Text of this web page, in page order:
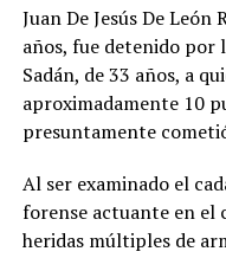
Juan De Jesús De
años, fue detenido por
Sadán, de 33 años, a
aproximadamente 10
presuntamente
Al ser examinado el
forense actuante en el
heridas múltiples de